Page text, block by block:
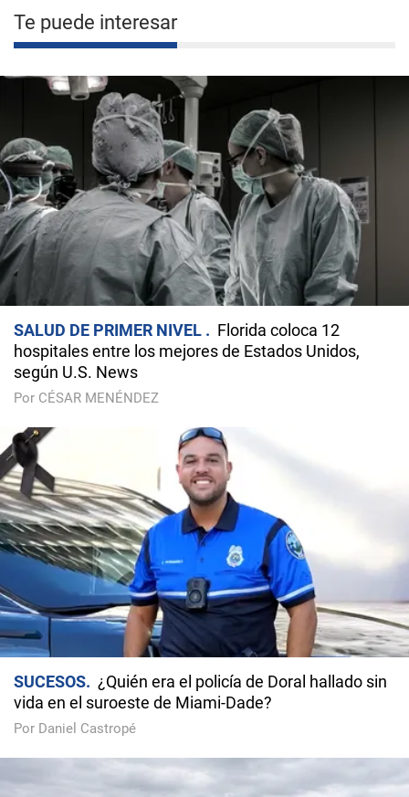
Te puede interesar
SALUD DE PRIMER NIVEL
Florida coloca 12
hospitales entre los mejores de Estados Unidos,
según U.S. News
Por CÉSAR MENÉNDEZ
SUCESOS
¿Quién era el policía de Doral hallado sin
vida en el suroeste de Miami-Dade?
Por Daniel Castropé